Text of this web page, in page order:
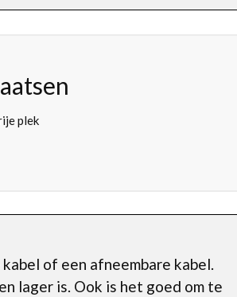
plek
of een afneembare kabel.
lager is. Ook is het goed om te